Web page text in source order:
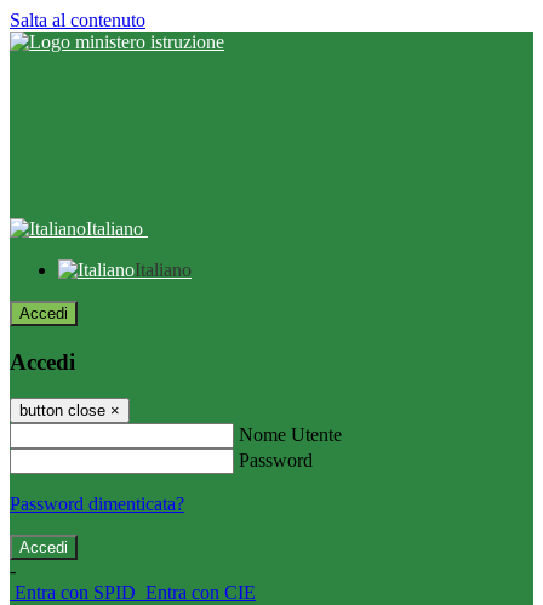
Salta al contenuto
Italiano
Italiano
Accedi
Accedi
button close ×
Nome Utente
Password
Password dimenticata?
-
Entra con SPID Entra con CIE